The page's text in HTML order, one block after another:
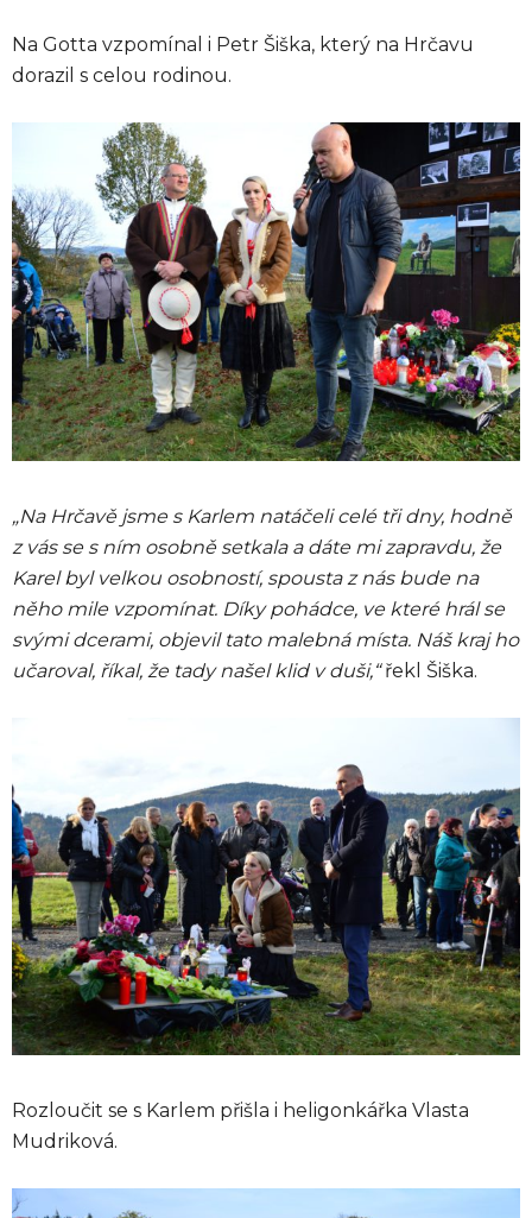
Na Gotta vzpomínal i Petr Šiška, který na Hrčavu
dorazil s celou rodinou.
„Na Hrčavě jsme s Karlem natáčeli celé tři dny, hodně
z vás se s ním osobně setkala a dáte mi zapravdu, že
Karel byl velkou osobností, spousta z nás bude na
něho mile vzpomínat. Díky pohádce, ve které hrál se
svými dcerami, objevil tato malebná místa. Náš kraj ho
učaroval, říkal, že tady našel klid v duši,“řekl Šiška.
Rozloučit se s Karlem přišla i heligonkářka Vlasta
Mudriková.